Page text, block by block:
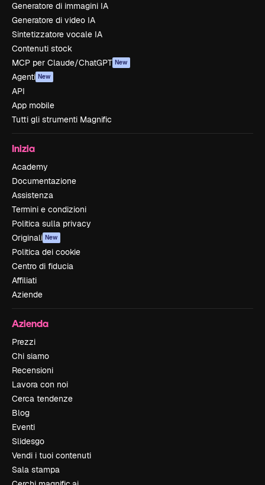
Generatore di immagini IA
Generatore di video IA
Sintetizzatore vocale IA
Contenuti stock
MCP per Claude/ChatGPT New
Agenti New
API
App mobile
Tutti gli strumenti Magnific
Inizia
Academy
Documentazione
Assistenza
Termini e condizioni
Politica sulla privacy
Originali New
Politica dei cookie
Centro di fiducia
Affiliati
Aziende
Azienda
Prezzi
Chi siamo
Recensioni
Lavora con noi
Cerca tendenze
Blog
Eventi
Slidesgo
Vendi i tuoi contenuti
Sala stampa